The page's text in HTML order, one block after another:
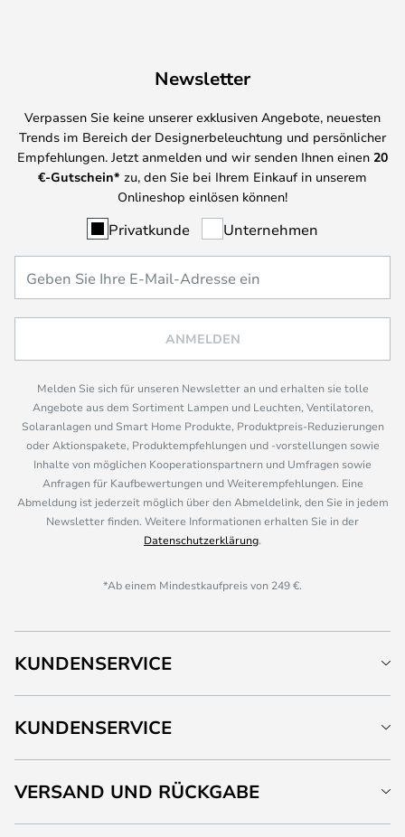
Newsletter
Verpassen Sie keine unserer exklusiven Angebote, neuesten
Trends im Bereich der Designerbeleuchtung und persönlicher
Empfehlungen. Jetzt anmelden und wir senden Ihnen einen 20
€-Gutschein* zu, den Sie bei Ihrem Einkauf in unserem
Onlineshop einlösen können!
Privatkunde Unternehmen
ANMELDEN
Melden Sie sich für unseren Newsletter an und erhalten sie tolle
Angebote aus dem Sortiment Lampen und Leuchten, Ventilatoren,
Solaranlagen und Smart Home Produkte, Produktpreis-Reduzierungen
oder Aktionspakete, Produktempfehlungen und -vorstellungen sowie
Inhalte von möglichen Kooperationspartnern und Umfragen sowie
Anfragen für Kaufbewertungen und Weiterempfehlungen. Eine
Abmeldung ist jederzeit möglich über den Abmeldelink, den Sie in jedem
Newsletter finden. Weitere Informationen erhalten Sie in der
Datenschutzerklärung.
*Ab einem Mindestkaufpreis von 249 €.
KUNDENSERVICE
KUNDENSERVICE
VERSAND UND RÜCKGABE